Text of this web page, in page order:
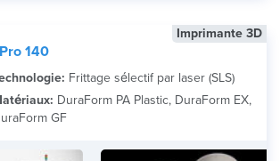
Imprimante 3D
140
Frittage sélectif par laser (SLS)
DuraForm PA Plastic, DuraForm EX,
GF